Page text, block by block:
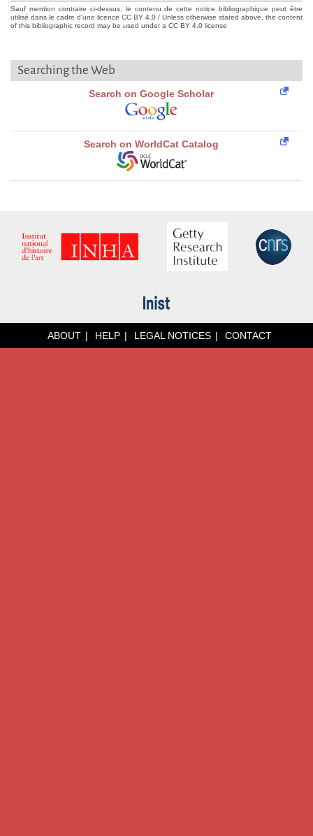
Sauf mention contraire ci-dessus, le contenu de cette notice bibliographique peut être
utilisé dans le cadre d'une licence CC BY 4.0 / Unless otherwise stated above, the content
of this bibliographic record may be used under a CC BY 4.0 license
Searching the Web
Search on Google Scholar
Search on WorldCat Catalog
ABOUT HELP LEGAL NOTICES CONTACT